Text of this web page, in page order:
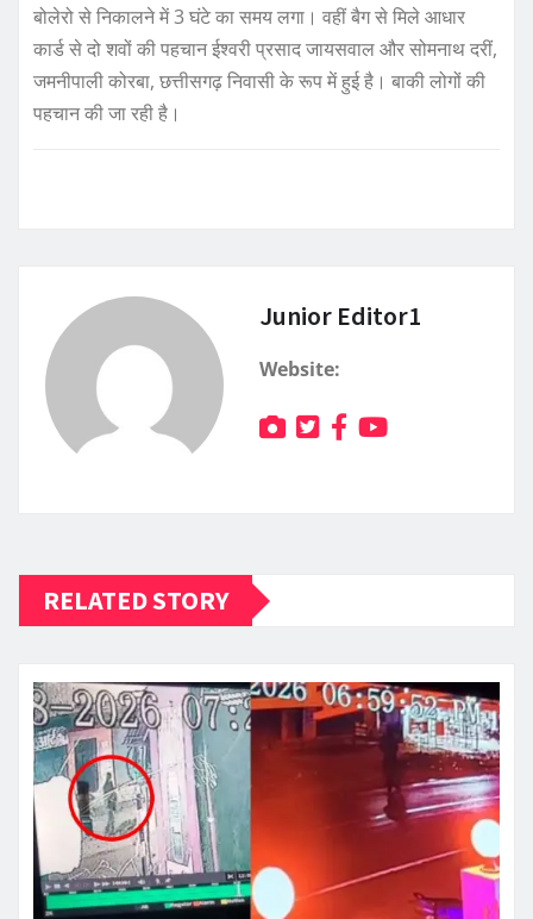
बोलेरो से निकालने में 3 घंटे का समय लगा। वहीं बैग से मिले आधार
कार्ड से दो शवों की पहचान ईश्वरी प्रसाद जायसवाल और सोमनाथ दरीं,
जमनीपाली कोरबा, छत्तीसगढ़ निवासी के रूप में हुई है। बाकी लोगों की
पहचान की जा रही है।
Junior Editor1
Website:
RELATED STORY